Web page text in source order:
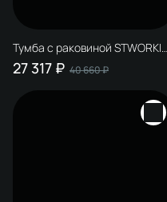
Тумба с раковиной STWORKI
Авила 120 L с раковиной Авила
27 317 ₽ 40 660 ₽